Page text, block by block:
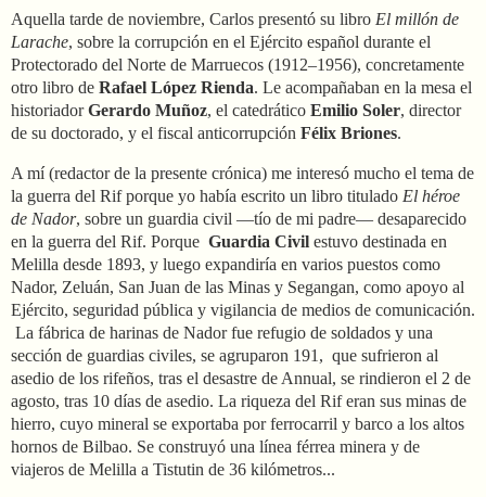
Aquella tarde de noviembre, Carlos presentó su libro El millón de
Larache, sobre la corrupción en el Ejército español durante el
Protectorado del Norte de Marruecos (1912–1956), concretamente
otro libro de Rafael López Rienda. Le acompañaban en la mesa el
historiadorGerardo Muñoz, el catedrático Emilio Soler, director
de su doctorado, y el fiscal anticorrupción Félix Briones.
A mí (redactor de la presente crónica) me interesó mucho el tema de
la guerra del Rif porque yo había escrito un libro titulado El héroe
de Nador, sobre un guardia civil —tío de mi padre— desaparecido
en la guerra del Rif. Porque Guardia Civil estuvo destinada en
Melilla desde 1893, y luego expandiría en varios puestos como
Nador, Zeluán, San Juan de las Minas y Segangan, como apoyo al
Ejército, seguridad pública y vigilancia de medios de comunicación.
La fábrica de harinas de Nador fue refugio de soldados y una
sección de guardias civiles, se agruparon 191, que sufrieron al
asedio de los rifeños, tras el desastre de Annual, se rindieron el 2 de
agosto, tras 10 días de asedio. La riqueza del Rif eran sus minas de
hierro, cuyo mineral se exportaba por ferrocarril y barco a los altos
hornos de Bilbao. Se construyó una línea férrea minera y de
viajeros de Melilla a Tistutin de 36 kilómetros...